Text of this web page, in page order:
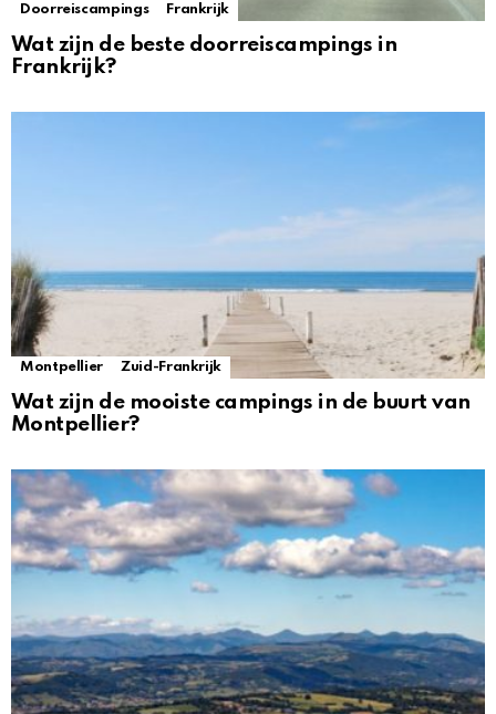
Doorreiscampings Frankrijk
Wat zijn de beste doorreiscampings in
Frankrijk?
Montpellier Zuid-Frankrijk
Wat zijn de mooiste campings in de buurt van
Montpellier?